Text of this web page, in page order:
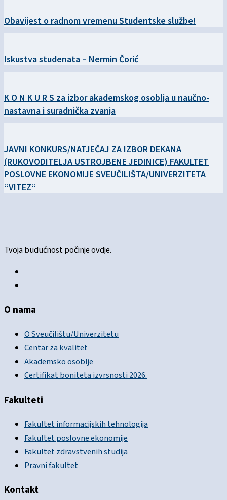
Obavijest o radnom vremenu Studentske službe!
Iskustva studenata – Nermin Čorić
K O N K U R S za izbor akademskog osoblja u naučno-
nastavna i suradnička zvanja
JAVNI KONKURS/NATJEČAJ ZA IZBOR DEKANA
(RUKOVODITELJA USTROJBENE JEDINICE) FAKULTET
POSLOVNE EKONOMIJE SVEUČILIŠTA/UNIVERZITETA
“VITEZ“
Tvoja budućnost počinje ovdje.
O nama
O Sveučilištu/Univerzitetu
Centar za kvalitet
Akademsko osoblje
Certifikat boniteta izvrsnosti 2026.
Fakulteti
Fakultet informacijskih tehnologija
Fakultet poslovne ekonomije
Fakultet zdravstvenih studija
Pravni fakultet
Kontakt